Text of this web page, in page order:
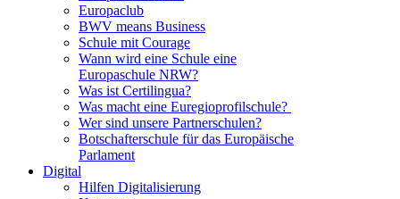
Europaclub
BWV means Business
Schule mit Courage
Wann wird eine Schule eine
Europaschule NRW?
Was ist Certilingua?
Was macht eine Euregioprofilschule?
Wer sind unsere Partnerschulen?
Botschafterschule für das Europäische
Parlament
Digital
Hilfen Digitalisierung